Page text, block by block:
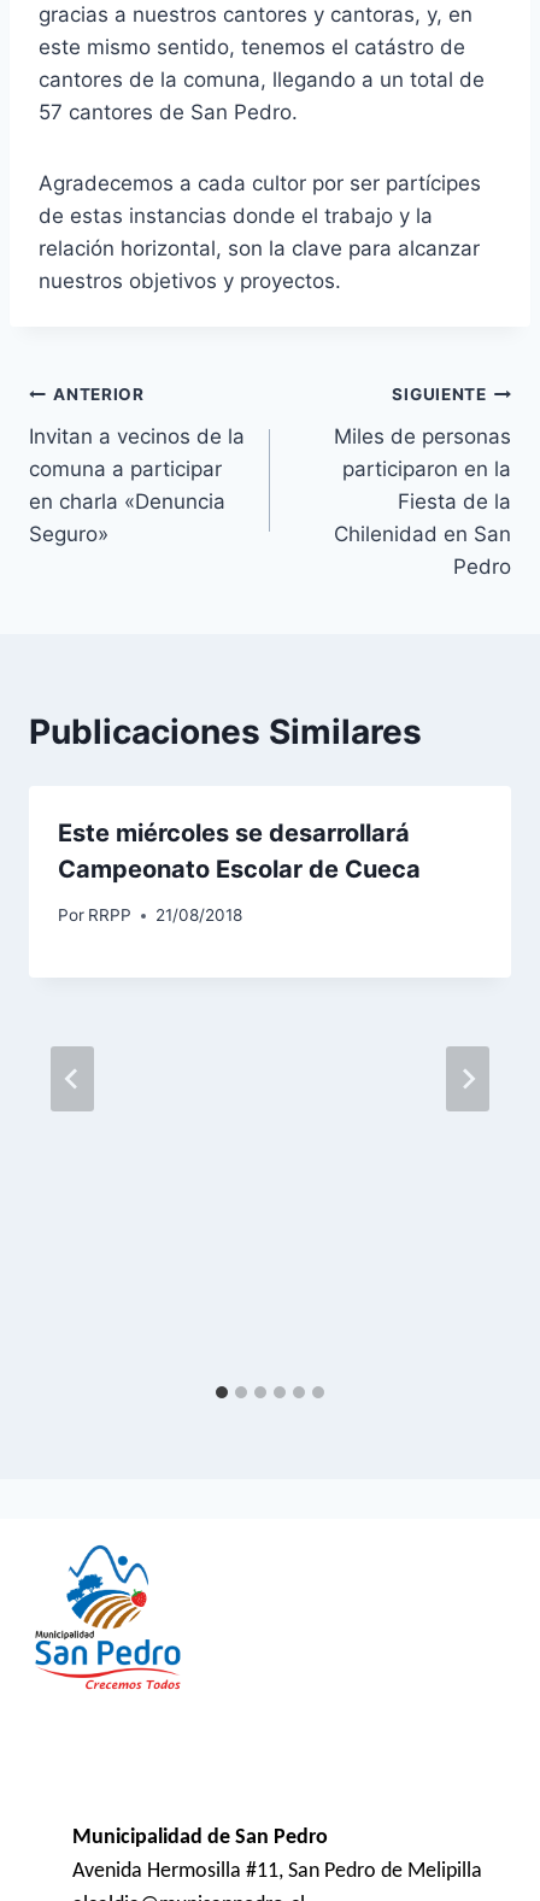
gracias a nuestros cantores y cantoras, y, en
este mismo sentido, tenemos el catástro de
cantores de la comuna, llegando a un total de
57 cantores de San Pedro.
Agradecemos a cada cultor por ser partícipes
de estas instancias donde el trabajo y la
relación horizontal, son la clave para alcanzar
nuestros objetivos y proyectos.
ANTERIOR
Invitan a vecinos de la
comuna a participar
en charla «Denuncia
Seguro»
SIGUIENTE
Miles de personas
participaron en la
Fiesta de la
Chilenidad en San
Pedro
Publicaciones Similares
Este miércoles se desarrollará
Campeonato Escolar de Cueca
Por RRPP 21/08/2018
Municipalidad de San Pedro
Avenida Hermosilla #11, San Pedro de Melipilla